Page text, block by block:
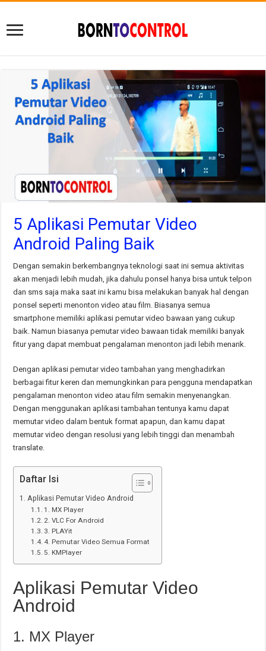
5 Aplikasi Pemutar Video
Android Paling Baik
Dengan semakin berkembangnya teknologi saat ini semua aktivitas
akan menjadi lebih mudah, jika dahulu ponsel hanya bisa untuk telpon
dan sms saja maka saat ini kamu bisa melakukan banyak hal dengan
ponsel seperti menonton video atau film. Biasanya semua
smartphone memiliki aplikasi pemutar video bawaan yang cukup
baik. Namun biasanya pemutar video bawaan tidak memiliki banyak
fitur yang dapat membuat pengalaman menonton jadi lebih menarik.
Dengan aplikasi pemutar video tambahan yang menghadirkan
berbagai fitur keren dan memungkinkan para pengguna mendapatkan
pengalaman menonton video atau film semakin menyenangkan.
Dengan menggunakan aplikasi tambahan tentunya kamu dapat
memutar video dalam bentuk format apapun, dan kamu dapat
memutar video dengan resolusi yang lebih tinggi dan menambah
translate.
Daftar Isi
Aplikasi Pemutar Video Android
1. MX Player
2. VLC For Android
3. PLAYit
4. Pemutar Video Semua Format
5. KMPlayer
Aplikasi Pemutar Video
Android
1. MX Player